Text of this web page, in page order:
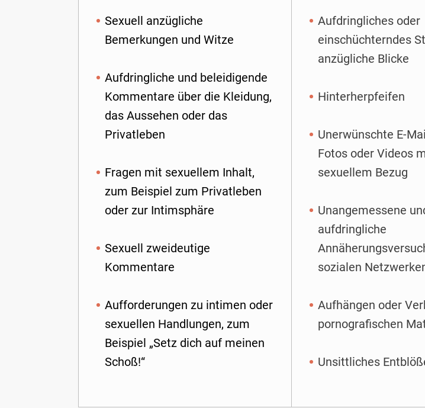
Sexuell anzügliche
Bemerkungen und Witze
Aufdringliche und beleidigende
Kommentare über die Kleidung,
das Aussehen oder das
Privatleben
Fragen mit sexuellem Inhalt,
zum Beispiel zum Privatleben
oder zur Intimsphäre
Sexuell zweideutige
Kommentare
Aufforderungen zu intimen oder
sexuellen Handlungen, zum
Beispiel „Setz dich auf meinen
Schoß!“
Aufdringliches oder
einschüchterndes
anzügliche Blicke
Hinterherpfeifen
Unerwünschte E-
Fotos oder Videos
sexuellem Bezug
Unangemessene
aufdringliche
sozialen
Aufhängen oder
pornografischen
Unsittliches